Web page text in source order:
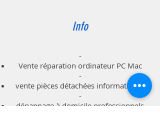
Info
-
Vente réparation ordinateur PC Mac
-
vente pièces détachées informatiques
-
dépannage à domicile professionnels